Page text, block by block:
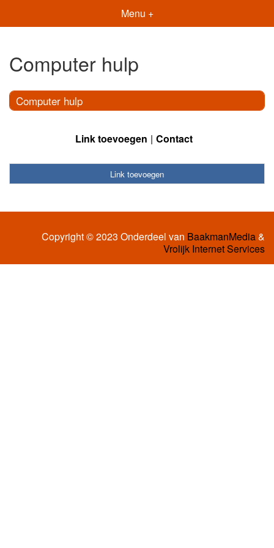
Menu +
Computer hulp
Computer hulp
Link toevoegen Contact
Link toevoegen
Copyright © 2023 Onderdeel van BaakmanMedia&
Vrolijk Internet Services